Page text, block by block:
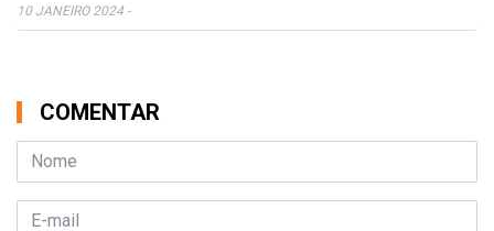
10 JANEIRO 2024 -
COMENTAR